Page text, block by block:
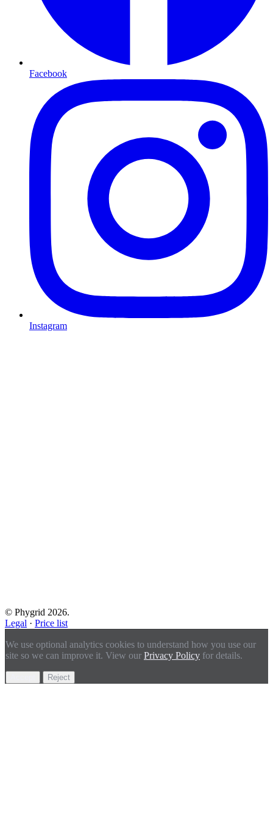
Facebook
Instagram
© Phygrid 2026.
Legal · Price list
We use optional analytics cookies to understand how you use our
site so we can improve it. View our Privacy Policy for details.
Reject